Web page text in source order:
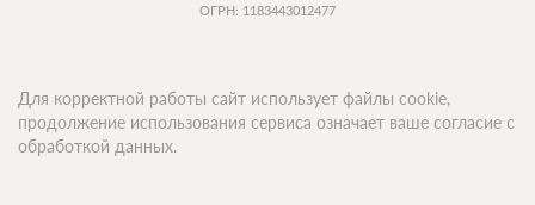
ОГРН: 1183443012477
Для корректной работы сайт использует файлы cookie,
продолжение использования сервиса означает ваше согласие с
обработкой данных.